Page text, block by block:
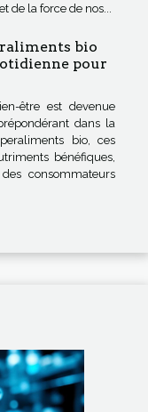
de la force de nos...
bio
pour
être est devenue
dans la
bio, ces
bénéfiques,
consommateurs